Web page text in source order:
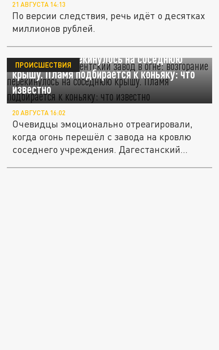
21 АВГУСТА 14:13
По версии следствия, речь идёт о десятках
миллионов рублей.
"Ашалеееть!" Дербентский завод в огне:
возгорание перекинулось на соседнюю
крышу. Пламя подбирается к коньяку: что
известно
ПРОИСШЕСТВИЯ
20 АВГУСТА 16:02
Очевидцы эмоционально отреагировали,
когда огонь перешёл с завода на кровлю
соседнего учреждения. Дагестанский...